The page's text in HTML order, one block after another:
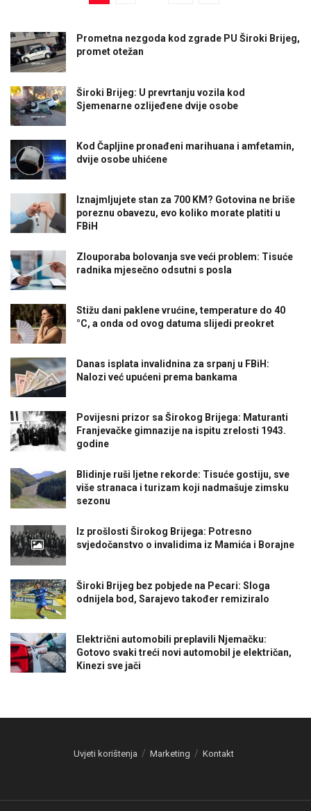
Prometna nezgoda kod zgrade PU Široki Brijeg,
promet otežan
Široki Brijeg: U prevrtanju vozila kod
Sjemenarne ozlijeđene dvije osobe
Kod Čapljine pronađeni marihuana i amfetamin,
dvije osobe uhićene
Iznajmljujete stan za 700 KM? Gotovina ne briše
poreznu obavezu, evo koliko morate platiti u
FBiH
Zlouporaba bolovanja sve veći problem: Tisuće
radnika mjesečno odsutni s posla
Stižu dani paklene vrućine, temperature do 40
°C, a onda od ovog datuma slijedi preokret
Danas isplata invalidnina za srpanj u FBiH:
Nalozi već upućeni prema bankama
Povijesni prizor sa Širokog Brijega: Maturanti
Franjevačke gimnazije na ispitu zrelosti 1943.
godine
Blidinje ruši ljetne rekorde: Tisuće gostiju, sve
više stranaca i turizam koji nadmašuje zimsku
sezonu
Iz prošlosti Širokog Brijega: Potresno
svjedočanstvo o invalidima iz Mamića i Borajne
Široki Brijeg bez pobjede na Pecari: Sloga
odnijela bod, Sarajevo također remiziralo
Električni automobili preplavili Njemačku:
Gotovo svaki treći novi automobil je električan,
Kinezi sve jači
Uvjeti korištenja Marketing Kontakt